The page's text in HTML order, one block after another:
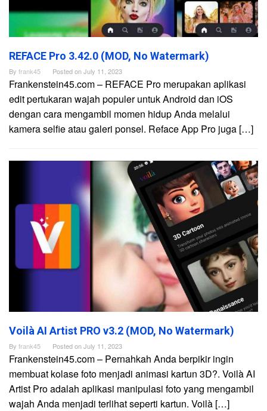
REFACE Pro 3.42.0 (MOD, No Watermark)
By frank45 Posted onJuly 11, 2023
Frankenstein45.com – REFACE Pro merupakan aplikasi
edit pertukaran wajah populer untuk Android dan iOS
dengan cara mengambil momen hidup Anda melalui
kamera selfie atau galeri ponsel. Reface App Pro juga […]
Voilà AI Artist PRO v3.2 (MOD, No Watermark)
By frank45 Posted onJuly 11, 2023
Frankenstein45.com – Pernahkah Anda berpikir ingin
membuat kolase foto menjadi animasi kartun 3D?. Voilà AI
Artist Pro adalah aplikasi manipulasi foto yang mengambil
wajah Anda menjadi terlihat seperti kartun. Voilà […]